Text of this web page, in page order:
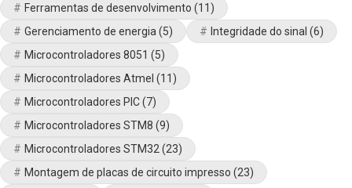
Ferramentas de desenvolvimento (11)
Gerenciamento de energia (5) Integridade do sinal (6)
Microcontroladores 8051 (5)
Microcontroladores Atmel (11)
Microcontroladores PIC(7)
Microcontroladores STM8 (9)
Microcontroladores STM32 (23)
Montagem de placas de circuito impresso (23)